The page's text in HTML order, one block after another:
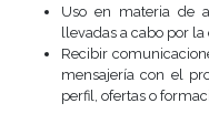
Uso en materia de
llevadas a cabo por la
Recibir
mensajería con el
perfil, ofertas o